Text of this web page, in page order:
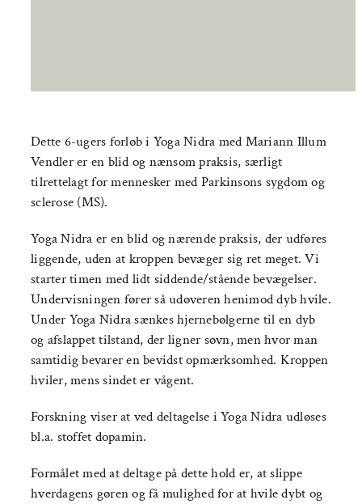
Dette 6-ugers forløb i Yoga Nidra med Mariann Illum
Vendler er en blid og nænsom praksis, særligt
tilrettelagt for mennesker med Parkinsons sygdom og
sclerose (MS).
Yoga Nidra er en blid og nærende praksis, der udføres
liggende, uden at kroppen bevæger sig ret meget. Vi
starter timen med lidt siddende/stående bevægelser.
Undervisningen fører så udøveren henimod dyb hvile.
Under Yoga Nidra sænkes hjernebølgerne til en dyb
og afslappet tilstand, der ligner søvn, men hvor man
samtidig bevarer en bevidst opmærksomhed. Kroppen
hviler, mens sindet er vågent.
Forskning viser at ved deltagelse i Yoga Nidra udløses
bl.a. stoffet dopamin.
Formålet med at deltage på dette hold er, at slippe
hverdagens gøren og få mulighed for at hvile dybt og